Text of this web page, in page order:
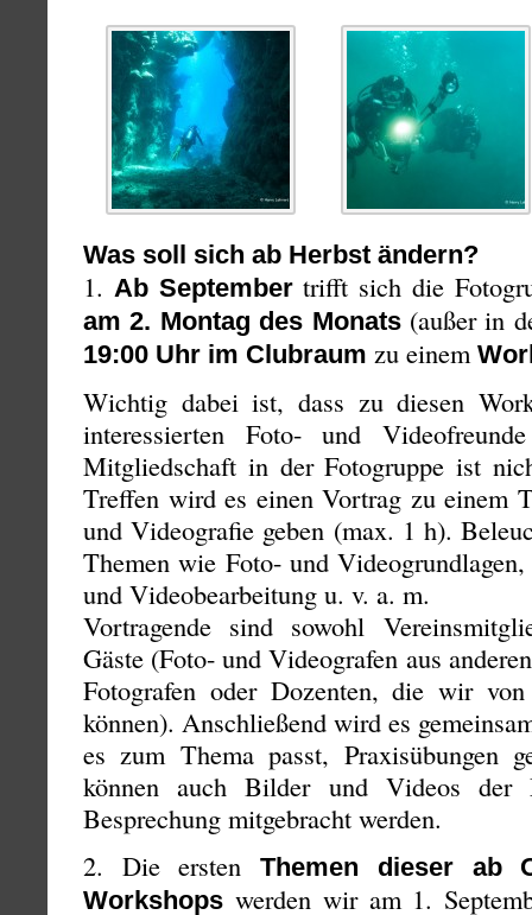
Was soll sich ab Herbst ändern?
1. Ab Septembertrifft sich die
am 2. Montag des Monats(außer in
19:00 Uhr im Clubraum zu einem
Wichtig dabei ist, dass zu diesen
interessierten Foto- und
Mitgliedschaft in der Fotogruppe ist
Treffen wird es einen Vortrag zu einem
und Videografie geben (max. 1 h).
Themen wie Foto- und
und Videobearbeitung u. v. a. m.
Vortragende sind sowohl
Gäste (Foto- und Videografen aus
Fotografen oder Dozenten, die wir von
können). Anschließend wird es
es zum Thema passt, Praxisübungen
können auch Bilder und Videos
Besprechung mitgebracht werden.
2. Die erstenThemen dieser ab
Workshops werden wir am 1.